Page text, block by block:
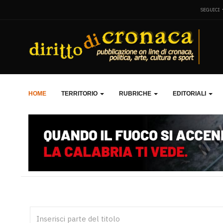
SEGUICI
HOME TERRITORIO RUBRICHE EDITORIALI